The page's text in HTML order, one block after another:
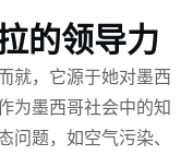
的领导力
就，它源于她对墨西
为墨西哥社会中的知
问题，如空气污染、